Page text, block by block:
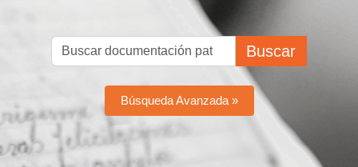
Buscar
Búsqueda Avanzada »